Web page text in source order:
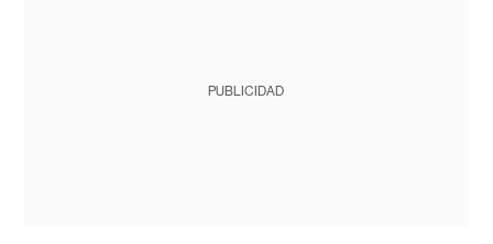
PUBLICIDAD